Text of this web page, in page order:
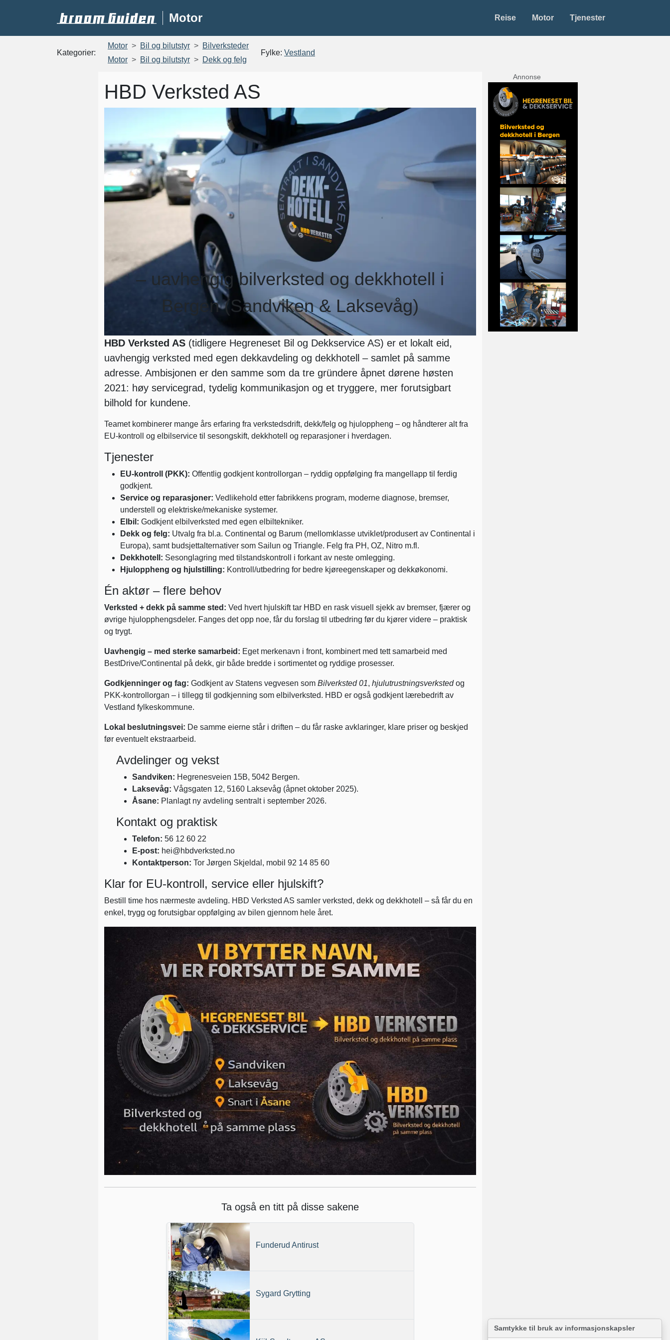
Motor Reise Motor Tjenester
Kategorier:
Motor Bil og bilutstyr
Bilverksteder
Motor
Bil og bilutstyr Dekk og felg
Fylke: Vestland
HBD Verksted AS
– uavhengig bilverksted og dekkhotell i
Bergen (Sandviken & Laksevåg)
HBD Verksted AS (tidligere Hegreneset Bil og Dekkservice AS) er et lokalt eid,
uavhengig verksted med egen dekkavdeling og dekkhotell – samlet på samme
adresse. Ambisjonen er den samme som da tre gründere åpnet dørene høsten
2021: høy servicegrad, tydelig kommunikasjon og et tryggere, mer forutsigbart
bilhold for kundene.
Teamet kombinerer mange års erfaring fra verkstedsdrift, dekk/felg og hjuloppheng – og håndterer alt fra
EU-kontroll og elbilservice til sesongskift, dekkhotell og reparasjoner i hverdagen.
Tjenester
EU-kontroll (PKK): Offentlig godkjent kontrollorgan – ryddig oppfølging fra mangellapp til ferdig
godkjent.
Service og reparasjoner: Vedlikehold etter fabrikkens program, moderne diagnose, bremser,
understell og elektriske/mekaniske systemer.
Elbil: Godkjent elbilverksted med egen elbiltekniker.
Dekk og felg: Utvalg fra bl.a. Continental og Barum (mellomklasse utviklet/produsert av Continental i
Europa), samt budsjettalternativer som Sailun og Triangle. Felg fra PH, OZ, Nitro m.fl.
Dekkhotell: Sesonglagring med tilstandskontroll i forkant av neste omlegging.
Hjuloppheng og hjulstilling: Kontroll/utbedring for bedre kjøreegenskaper og dekkøkonomi.
Én aktør – flere behov
Verksted + dekk på samme sted: Ved hvert hjulskift tar HBD en rask visuell sjekk av bremser, fjærer og
øvrige hjulopphengsdeler. Fanges det opp noe, får du forslag til utbedring før du kjører videre – praktisk
og trygt.
Uavhengig – med sterke samarbeid: Eget merkenavn i front, kombinert med tett samarbeid med
BestDrive/Continental på dekk, gir både bredde i sortimentet og ryddige prosesser.
Godkjenninger og fag: Godkjent av Statens vegvesen som Bilverksted 01, hjulutrustningsverkstedog
PKK-kontrollorgan – i tillegg til godkjenning som elbilverksted. HBD er også godkjent lærebedrift av
Vestland fylkeskommune.
Lokal beslutningsvei: De samme eierne står i driften – du får raske avklaringer, klare priser og beskjed
før eventuelt ekstraarbeid.
Avdelinger og vekst
Sandviken: Hegrenesveien 15B, 5042 Bergen.
Laksevåg: Vågsgaten 12, 5160 Laksevåg (åpnet oktober 2025).
Åsane: Planlagt ny avdeling sentralt i september 2026.
Kontakt og praktisk
Telefon: 56 12 60 22
E-post: hei@hbdverksted.no
Kontaktperson: Tor Jørgen Skjeldal, mobil 92 14 85 60
Klar for EU-kontroll, service eller hjulskift?
Bestill time hos nærmeste avdeling. HBD Verksted AS samler verksted, dekk og dekkhotell – så får du en
enkel, trygg og forutsigbar oppfølging av bilen gjennom hele året.
Ta også en titt på disse sakene
Funderud Antirust
Sygard Grytting
Annonse
Samtykke til bruk av informasjonskapsler